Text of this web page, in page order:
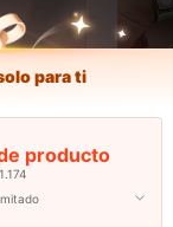
para ti
producto